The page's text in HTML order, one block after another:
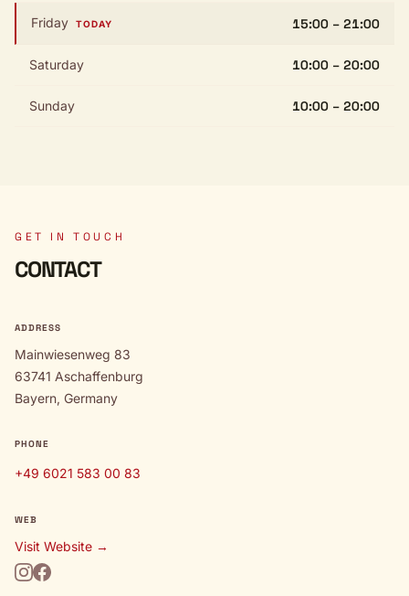
Friday TODAY 15:00 – 21:00
Saturday 10:00 – 20:00
Sunday 10:00 – 20:00
GET IN TOUCH
CONTACT
ADDRESS
Mainwiesenweg 83
63741 Aschaffenburg
Bayern, Germany
PHONE
+49 6021 583 00 83
WEB
Visit Website →